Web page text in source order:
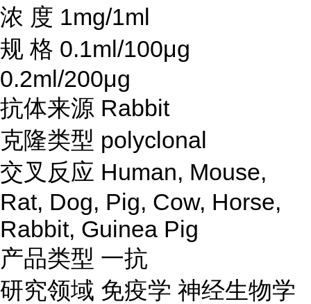
浓 度 1mg/1ml
规 格 0.1ml/100μg
0.2ml/200μg
抗体来源 Rabbit
克隆类型 polyclonal
交叉反应 Human, Mouse,
Rat, Dog, Pig, Cow, Horse,
Rabbit, Guinea Pig
产品类型 一抗
研究领域 免疫学 神经生物学